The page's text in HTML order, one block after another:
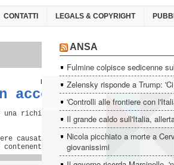
CONTATTI LEGALS & COPYRIGHT
ANSA
Fulmine colpisce sedicenne
Zelensky risponde a Trump:
'Controlli alle frontiere con
Il grande caldo sull'Italia,
Nicola picchiato a morte a
giovanissimi